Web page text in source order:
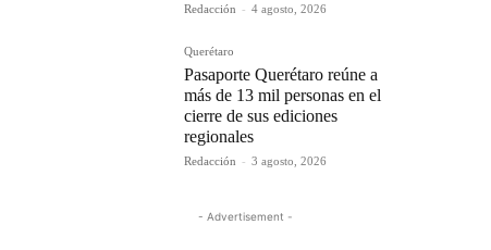
Redacción - 4 agosto, 2026
Querétaro
Pasaporte Querétaro reúne a
más de 13 mil personas en el
cierre de sus ediciones
regionales
Redacción - 3 agosto, 2026
- Advertisement -